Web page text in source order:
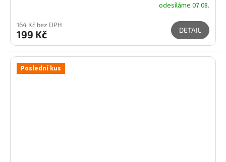
odesíláme 07.08.
164 Kč bez DPH
199 Kč DETAIL
Poslední kus